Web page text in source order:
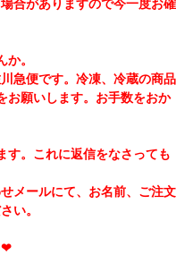
合がありますので今一度お確
。
急便です。冷凍、冷蔵の商品
お願いします。お手数をおか
す。これに返信をなさっても
メールにて、お名前、ご注文
い。
❤